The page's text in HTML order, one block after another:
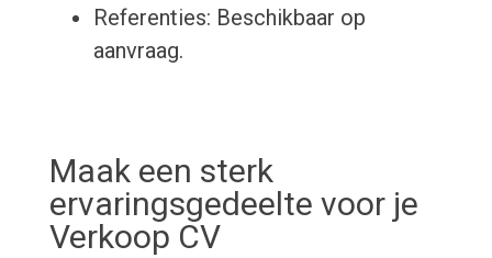
Referenties: Beschikbaar op
aanvraag.
Maak een sterk
ervaringsgedeelte voor je
Verkoop CV